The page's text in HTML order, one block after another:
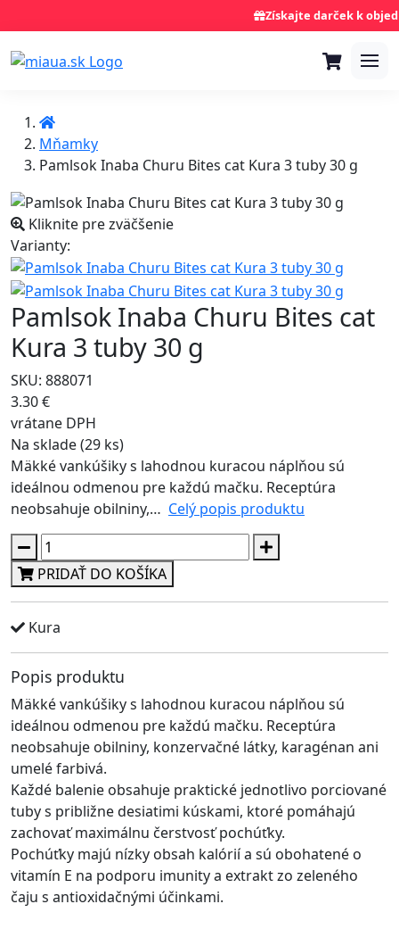
Získajte darček k
Mňamky
Pamlsok Inaba Churu Bites cat Kura 3 tuby 30 g
Kliknite pre zväčšenie
Varianty:
Pamlsok Inaba Churu Bites cat
Kura 3 tuby 30 g
SKU: 888071
3.30 €
vrátane DPH
Na sklade (29 ks)
Mäkké vankúšiky s lahodnou kuracou náplňou sú
ideálnou odmenou pre každú mačku. Receptúra
neobsahuje obilniny,… Celý popis produktu
PRIDAŤ DO KOŠÍKA
Kura
Popis produktu
Mäkké vankúšiky s lahodnou kuracou náplňou sú
ideálnou odmenou pre každú mačku. Receptúra
neobsahuje obilniny, konzervačné látky, karagénan ani
umelé farbivá.
Každé balenie obsahuje praktické jednotlivo porciované
tuby s približne desiatimi kúskami, ktoré pomáhajú
zachovať maximálnu čerstvosť pochúťky.
Pochúťky majú nízky obsah kalórií a sú obohatené o
vitamín E na podporu imunity a extrakt zo zeleného
čaju s antioxidačnými účinkami.